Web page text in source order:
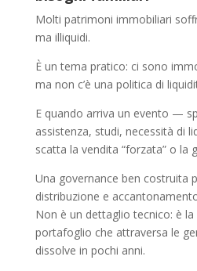
Molti patrimoni immobiliari
ma illiquidi.
È un tema pratico: ci sono
ma non c’è una politica di
E quando arriva un evento —
assistenza, studi, necessità di
scatta la vendita “forzata” o la
Una governance ben costruita
distribuzione e
Non è un dettaglio tecnico: è
portafoglio che attraversa le
dissolve in pochi anni.